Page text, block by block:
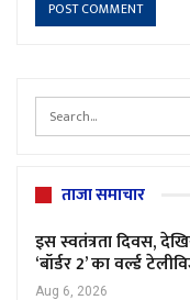
ताजा समाचार
इस स्वतंत्रता दिवस,
‘बॉर्डर 2’ का वर्ल्ड
Aug 6, 2026